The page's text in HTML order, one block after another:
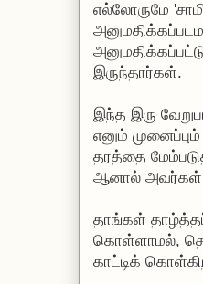
எல்லோருமே
இருந்தார்கள்.
இந்த இரு
எனும்
தரத்தை
ஆனால் அவர்கள்
தாங்கள்
கொள்ளாமல்,
காட்டிக்